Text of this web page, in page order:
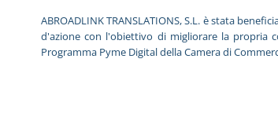
ABROADLINK TRANSLATIONS, S.L. è stata
d'azione con l'obiettivo di migliorare la propria
Programma Pyme Digital della Camera di